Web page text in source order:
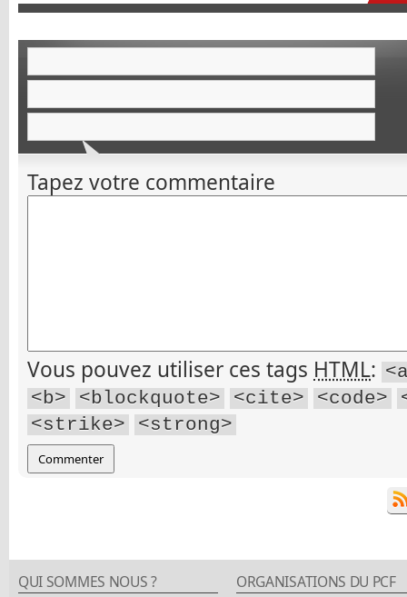
Tapez votre commentaire
Vous pouvez utiliser ces tags HTML:
<b>
<blockquote> <cite> <code>
<strike>
<strong>
QUI SOMMES NOUS ? ORGANISATIONS DU PCF